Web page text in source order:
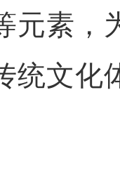
元素，
统文化